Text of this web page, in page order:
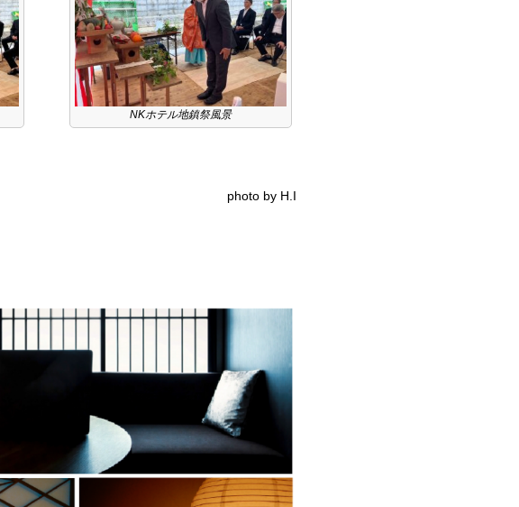
NKホテル地鎮祭風景
photo by H.I